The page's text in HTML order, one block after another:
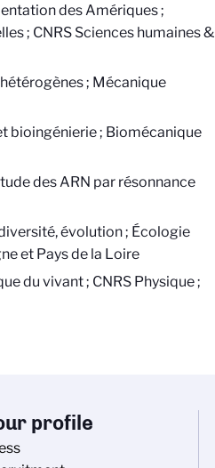
des Amériques ;
; CNRS Sciences humaines &
; Mécanique
bioingénierie ; Biomécanique
des ARN par résonnance
évolution ; Écologie
et Pays de la Loire
du vivant ; CNRS Physique ;
profile